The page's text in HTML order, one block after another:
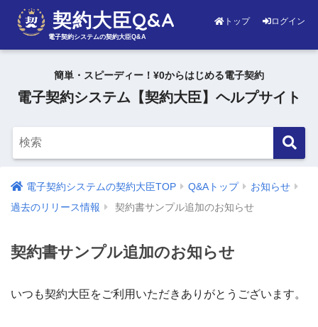
契約大臣Q&A
電子契約システムの契約大臣Q&A
トップ ログイン
簡単・スピーディー！¥0からはじめる電子契約
電子契約システム【契約大臣】ヘルプサイト
電子契約システムの契約大臣TOP Q&Aトップ
お知らせ
過去のリリース情報
契約書サンプル追加のお知らせ
契約書サンプル追加のお知らせ
いつも契約大臣をご利用いただきありがとうございます。